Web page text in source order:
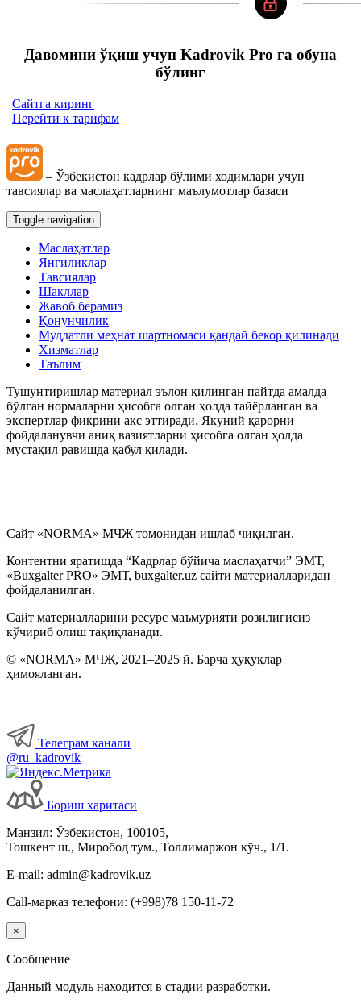
Давомини ўқиш учун Kadrovik Pro га обуна
бўлинг
Сайтга киринг
Перейти к тарифам
– Ўзбекистон кадрлар бўлими ходимлари учун
тавсиялар ва маслаҳатларнинг маълумотлар базаси
Toggle navigation
Маслаҳатлар
Янгиликлар
Тавсиялар
Шакллар
Жавоб берамиз
Қонунчилик
Муддатли меҳнат шартномаси қандай бекор қилинади
Хизматлар
Таълим
Тушунтиришлар материал эълон қилинган пайтда амалда
бўлган нормаларни ҳисобга олган ҳолда тайёрланган ва
экспертлар фикрини акс эттиради. Якуний қарорни
фойдаланувчи аниқ вазиятларни ҳисобга олган ҳолда
мустақил равишда қабул қилади.
Сайт «NORMA» МЧЖ томонидан ишлаб чиқилган.
Контентни яратишда “Кадрлар бўйича маслаҳатчи” ЭМТ,
«Buxgalter PRO» ЭМТ, buxgalter.uz сайти материалларидан
фойдаланилган.
Сайт материалларини ресурс маъмурияти розилигисиз
кўчириб олиш тақиқланади.
© «NORMA» МЧЖ, 2021–2025 й. Барча ҳуқуқлар
ҳимояланган.
Телеграм канали
@ru_kadrovik
Бориш харитаси
Манзил: Ўзбекистон, 100105,
Тошкент ш., Миробод тум., Толлимаржон кўч., 1/1.
E-mail: admin@kadrovik.uz
Call-марказ телефони: (+998)78 150-11-72
×
Сообщение
Данный модуль находится в стадии разработки.